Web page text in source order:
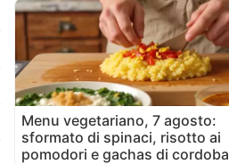
Menu vegetariano, 7 agosto:
sformato di spinaci, risotto ai
pomodori e gachas di cordoba